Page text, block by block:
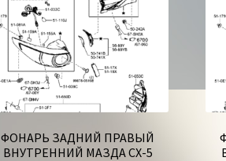
ФОНАРЬ ЗАДНИЙ ПРАВЫЙ
ВНУТРЕННИЙ МАЗДА СХ-5